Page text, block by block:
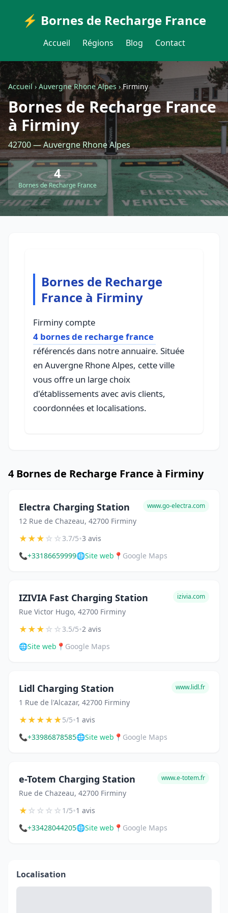
⚡ Bornes de Recharge France
Accueil Régions Blog Contact
Accueil›Auvergne Rhone Alpes›Firminy
Bornes de Recharge France
à Firminy
42700 — Auvergne Rhone Alpes
4
Bornes de Recharge France
Bornes de Recharge
France à Firminy
Firminy compte
4 bornes de recharge france
référencés dans notre annuaire. Située
en Auvergne Rhone Alpes, cette ville
vous offre un large choix
d'établissements avec avis clients,
coordonnées et localisations.
4 Bornes de Recharge France à Firminy
Electra Charging Station
12 Rue de Chazeau, 42700 Firminy
www.go-electra.com
★★★☆☆3.7/5•3 avis
📞+33186659999🌐Site web 📍 Google Maps
IZIVIA Fast Charging Station
Rue Victor Hugo, 42700 Firminy
izivia.com
★★★☆☆3.5/5•2 avis
🌐Site web 📍 Google Maps
Lidl Charging Station
1 Rue de l'Alcazar, 42700 Firminy
www.lidl.fr
★★★★★5/5•1 avis
📞+33986878585🌐Site web 📍 Google Maps
e-Totem Charging Station
Rue de Chazeau, 42700 Firminy
www.e-totem.fr
★☆☆☆☆1/5•1 avis
📞+33428044205🌐Site web 📍 Google Maps
Localisation